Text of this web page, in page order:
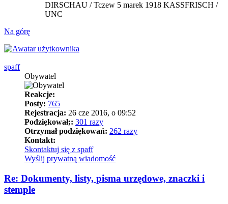
DIRSCHAU / Tczew 5 marek 1918 KASSFRISCH /
UNC
Na górę
spaff
Obywatel
Reakcje:
Posty: 765
Rejestracja: 26 cze 2016, o 09:52
Podziękował;: 301 razy
Otrzymał podziękowań: 262 razy
Kontakt:
Skontaktuj się z spaff
Wyślij prywatną wiadomość
Re: Dokumenty, listy, pisma urzędowe, znaczki i
stemple